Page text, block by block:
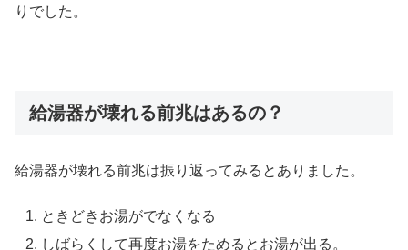
りでした。
給湯器が壊れる前兆はあるの？
給湯器が壊れる前兆は振り返ってみるとありました。
ときどきお湯がでなくなる
しばらくして再度お湯をためるとお湯が出る。